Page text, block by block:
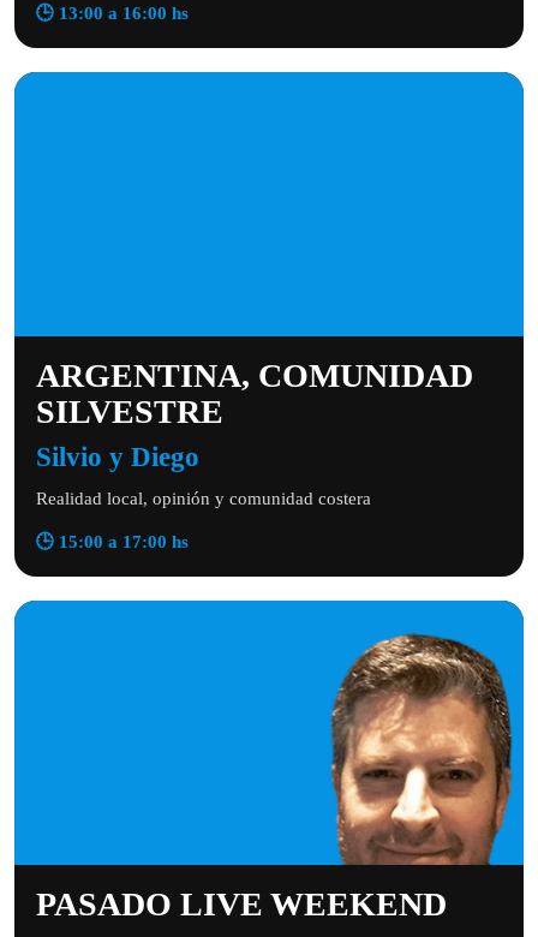
🕒 13:00 a 16:00 hs
ARGENTINA, COMUNIDAD
SILVESTRE
Silvio y Diego
Realidad local, opinión y comunidad costera
🕒 15:00 a 17:00 hs
PASADO LIVE WEEKEND